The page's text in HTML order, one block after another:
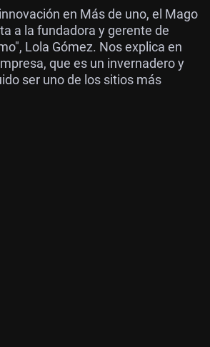
en Más de uno, el Mago
a la fundadora y gerente de
Lola Gómez. Nos explica en
que es un invernadero y
ser uno de los sitios más